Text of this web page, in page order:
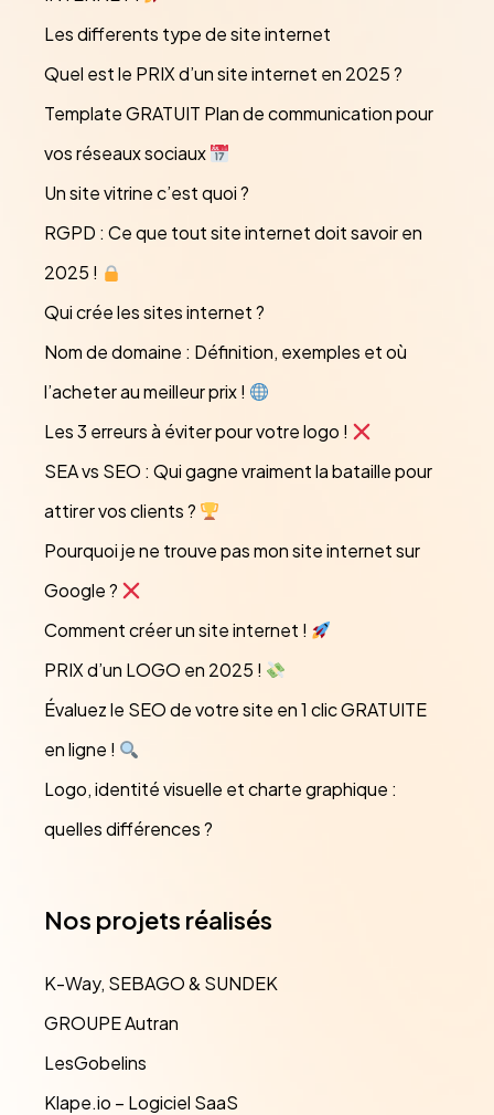
Les differents type de site internet
Quel est le PRIX d’un site internet en 2025 ?
Template GRATUIT Plan de communication pour
vos réseaux sociaux
Un site vitrine c’est quoi ?
RGPD : Ce que tout site internet doit savoir en
2025 !
Qui crée les sites internet ?
Nom de domaine : Définition, exemples et où
l’acheter au meilleur prix !
Les 3 erreurs à éviter pour votre logo !
SEA vs SEO : Qui gagne vraiment la bataille pour
attirer vos clients ?
Pourquoi je ne trouve pas mon site internet sur
Google ?
Comment créer un site internet !
PRIX d’un LOGO en 2025 !
Évaluez le SEO de votre site en 1 clic GRATUITE
en ligne !
Logo, identité visuelle et charte graphique :
quelles différences ?
Nos projets réalisés
K-Way, SEBAGO & SUNDEK
GROUPE Autran
LesGobelins
Klape.io – Logiciel SaaS